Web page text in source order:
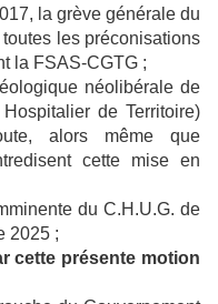
la grève générale du
les préconisations
la FSAS-CGTG ;
néolibérale de
de Territoire)
alors même que
cette mise en
du C.H.U.G. de
2025 ;
cette présente motion